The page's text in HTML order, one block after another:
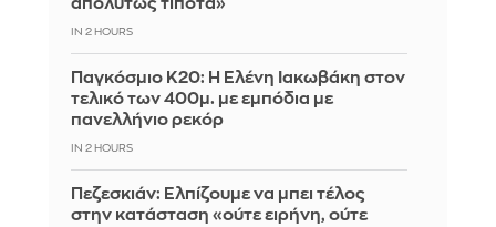
απολύτως τίποτα»
IN 2 HOURS
Παγκόσμιο Κ20: Η Ελένη Ιακωβάκη στον
τελικό των 400μ. με εμπόδια με
πανελλήνιο ρεκόρ
IN 2 HOURS
Πεζεσκιάν: Ελπίζουμε να μπει τέλος
στην κατάσταση «ούτε ειρήνη, ούτε